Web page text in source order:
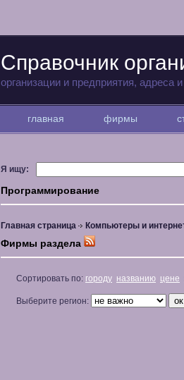
Справочник
организации и предприятия,
главная фирмы
Я ищу:
Программирование
Главная страница Компьютеры и
Фирмы раздела
Сортировать по: городу названию цене
Выберите регион: